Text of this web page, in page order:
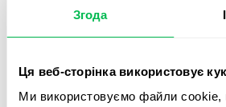
Згода
Ця веб-сторінка використовує
Ми використовуємо файли cookie,
Інтеграції
Інтегруйте Google, Microsoft і популярні
месенджери для зручної комунікації,
календарі та швидкого входу в систему.